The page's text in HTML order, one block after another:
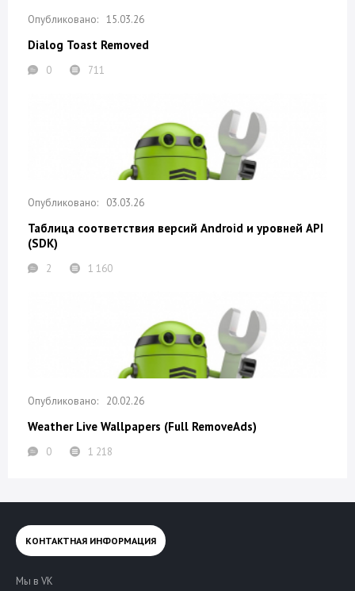
15.03.26
Dialog Toast Removed
0 711
03.03.26
Таблица соответствия версий Android и уровней API
(SDK)
2 1 160
20.02.26
Weather Live Wallpapers (Full RemoveAds)
0 1 218
КОНТАКТНАЯ ИНФОРМАЦИЯ
Мы в VK